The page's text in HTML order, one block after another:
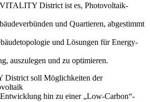
District ist es, Photovoltaik-
und Quartieren, abgestimmt
und Lösungen für Energy-
auszulegen und zu optimieren.
soll Möglichkeiten der
hin zu einer „Low-Carbon“-